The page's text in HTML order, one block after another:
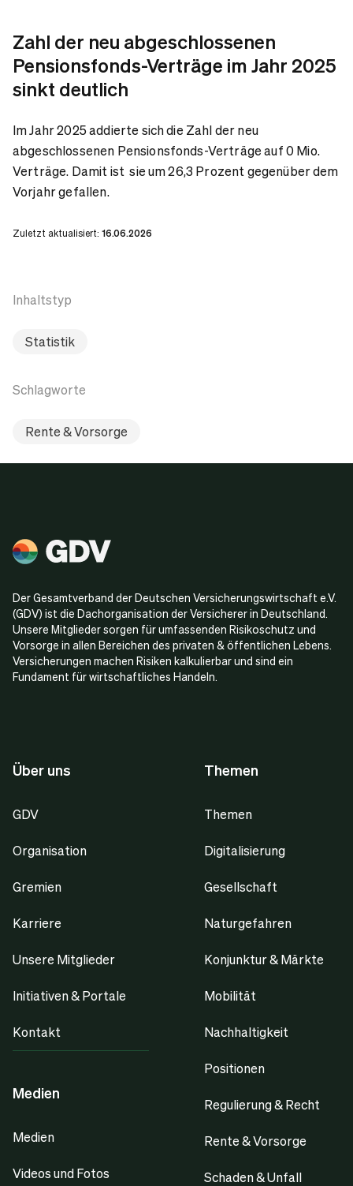
Zahl der neu abgeschlossenen
Pensionsfonds-Verträge im Jahr 2025
sinkt deutlich
Im Jahr 2025 addierte sich die Zahl der neu
abgeschlossenen Pensionsfonds-Verträge auf 0 Mio.
Verträge. Damit ist sie um 26,3 Prozent gegenüber dem
Vorjahr gefallen.
Zuletzt aktualisiert: 16.06.2026
Inhaltstyp
Statistik
Schlagworte
Rente & Vorsorge
Der Gesamtverband der Deutschen Versicherungswirtschaft e.V.
(GDV) ist die Dachorganisation der Versicherer in Deutschland.
Unsere Mitglieder sorgen für umfassenden Risikoschutz und
Vorsorge in allen Bereichen des privaten & öffentlichen Lebens.
Versicherungen machen Risiken kalkulierbar und sind ein
Fundament für wirtschaftliches Handeln.
Über uns
GDV
Organisation
Gremien
Karriere
Unsere Mitglieder
Initiativen & Portale
Kontakt
Medien
Medien
Videos und Fotos
Themen
Themen
Digitalisierung
Gesellschaft
Naturgefahren
Konjunktur & Märkte
Mobilität
Nachhaltigkeit
Positionen
Regulierung & Recht
Rente & Vorsorge
Schaden & Unfall